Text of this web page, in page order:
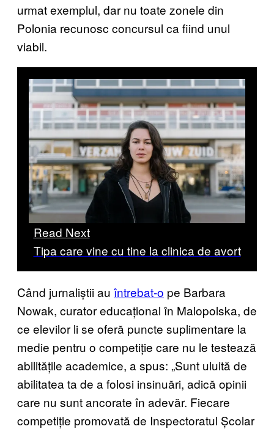
urmat exemplul, dar nu toate zonele din
Polonia recunosc concursul ca fiind unul
viabil.
Read Next
Tipa care vine cu tine la clinica de avort
Când jurnaliștii au întrebat-o pe Barbara
Nowak, curator educațional în Malopolska, de
ce elevilor li se oferă puncte suplimentare la
medie pentru o competiție care nu le testează
abilitățile academice, a spus: „Sunt uluită de
abilitatea ta de a folosi insinuări, adică opinii
care nu sunt ancorate în adevăr. Fiecare
competiție promovată de Inspectoratul Școlar